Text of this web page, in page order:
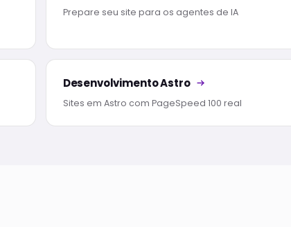
Prepare seu site para os agentes de IA
Desenvolvimento Astro
Sites em Astro com PageSpeed 100 real